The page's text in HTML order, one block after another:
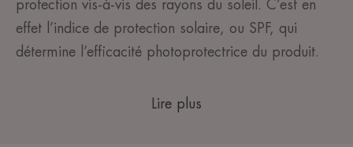
protection vis-à-vis des rayons du soleil. C’est en
effet l’indice de protection solaire, ou SPF, qui
détermine l’efficacité photoprotectrice du produit.
Lire plus